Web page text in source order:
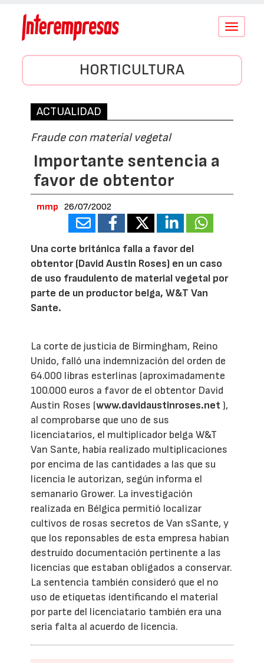
Conmutar
HORTICULTURA
ACTUALIDAD
Fraude con material vegetal
Importante sentencia a
favor de obtentor
mmp 26/07/2002
Una corte británica falla a favor del
obtentor (David Austin Roses) en un caso
de uso fraudulento de material vegetal por
parte de un productor belga, W&T Van
Sante.
La corte de justicia de Birmingham, Reino
Unido, falló una indemnización del orden de
64.000 libras esterlinas (aproximadamente
100.000 euros a favor de el obtentor David
Austin Roses (www.davidaustinroses.net ),
al comprobarse que uno de sus
licenciatarios, el multiplicador belga W&T
Van Sante, había realizado multiplicaciones
por encima de las cantidades a las que su
licencia le autorizan, según informa el
semanario Grower. La investigación
realizada en Bélgica permitió localizar
cultivos de rosas secretos de Van sSante, y
que los reponsables de esta empresa habían
destruído documentación pertinente a las
licencias que estaban obligados a conservar.
La sentencia también consideró que el no
uso de etiquetas identificando el material
por parte del licenciatario también era una
seria falta al acuerdo de licencia.